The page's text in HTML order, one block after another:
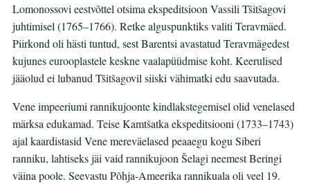
Lomonossovi eestvõttel otsima ekspeditsioon Vassili Tšitšagovi
juhtimisel (1765–1766). Retke alguspunktiks valiti Teravmäed.
Piirkond oli hästi tuntud, sest Barentsi avastatud Teravmägedest
kujunes eurooplastele keskne vaalapüüdmise koht. Keerulised
jääolud ei lubanud Tšitšagovil siiski vähimatki edu saavutada.
Vene impeeriumi rannikujoonte kindlakstegemisel olid venelased
märksa edukamad. Teise Kamtšatka ekspeditsiooni (1733–1743)
ajal kaardistasid Vene mereväelased peaaegu kogu Siberi
ranniku, lahtiseks jäi vaid rannikujoon Šelagi neemest Beringi
väina poole. Seevastu Põhja-Ameerika rannikuala oli veel 19.